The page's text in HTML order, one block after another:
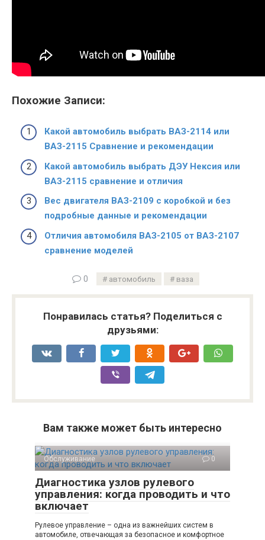
Похожие Записи:
Какой автомобиль выбрать ВАЗ-2114 или
ВАЗ-2115 Сравнение и рекомендации
Какой автомобиль выбрать ДЭУ Нексия или
ВАЗ-2115 сравнение и отличия
Вес двигателя ВАЗ-2109 с коробкой и без
подробные данные и рекомендации
Отличия автомобиля ВАЗ-2105 от ВАЗ-2107
сравнение моделей
0 автомобиль ваза
Понравилась статья? Поделиться с
друзьями:
Вам также может быть интересно
Обслуживание 0
Диагностика узлов рулевого
управления: когда проводить и что
включает
Рулевое управление – одна из важнейших систем в
автомобиле, отвечающая за безопасное и комфортное